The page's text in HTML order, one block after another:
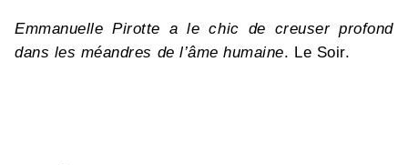
Emmanuelle Pirotte a le chic de creuser profond
dans les méandres de l’âme humaine. Le Soir.